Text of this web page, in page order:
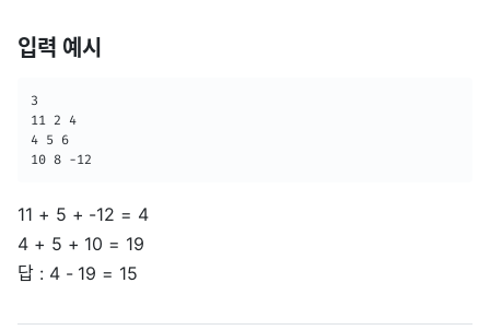
입력 예시
3
11 2 4
4 5 6
10 8 -12
11 + 5 + -12 = 4
4 + 5 + 10 = 19
답 : 4 - 19 = 15